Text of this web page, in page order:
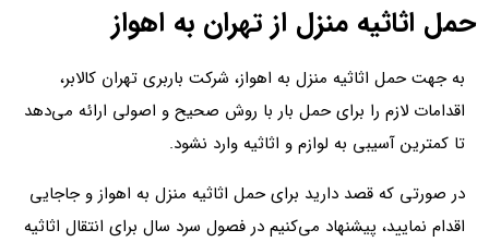
حمل اثاثیه منزل از تهران به اهواز
به جهت حمل اثاثیه منزل به اهواز، شرکت باربری تهران کالابر،
اقدامات لازم را برای حمل بار با روش صحیح و اصولی ارائه می‌دهد
تا کمترین آسیبی به لوازم و اثاثیه وارد نشود.
در صورتی که قصد دارید برای حمل اثاثیه منزل به اهواز و جاجایی
اقدام نمایید، پیشنهاد می‌کنیم در فصول سرد سال برای انتقال اثاثیه